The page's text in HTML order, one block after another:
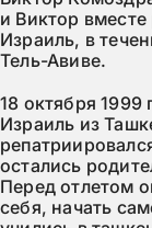
и Виктор
Израиль, в
Тель-Авиве.
18 октября 1999
Израиль из
остались
Перед отлетом
себя, начать